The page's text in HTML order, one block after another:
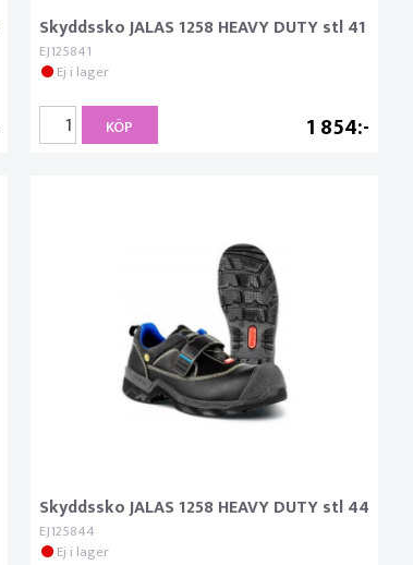
Skyddssko JALAS 1258 HEAVY DUTY stl 41
EJ125841
Ej i lager
1 854
KÖP
Skyddssko JALAS 1258 HEAVY DUTY stl 44
EJ125844
Ej i lager